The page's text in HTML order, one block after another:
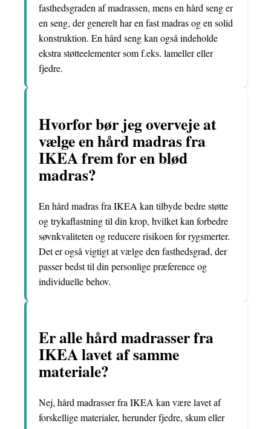
fasthedsgraden af madrassen, mens en hård seng er
en seng, der generelt har en fast madras og en solid
konstruktion. En hård seng kan også indeholde
ekstra støtteelementer som f.eks. lameller eller
fjedre.
Hvorfor bør jeg overveje at
vælge en hård madras fra
IKEA frem for en blød
madras?
En hård madras fra IKEA kan tilbyde bedre støtte
og trykaflastning til din krop, hvilket kan forbedre
søvnkvaliteten og reducere risikoen for rygsmerter.
Det er også vigtigt at vælge den fasthedsgrad, der
passer bedst til din personlige præference og
individuelle behov.
Er alle hård madrasser fra
IKEA lavet af samme
materiale?
Nej, hård madrasser fra IKEA kan være lavet af
forskellige materialer, herunder fjedre, skum eller